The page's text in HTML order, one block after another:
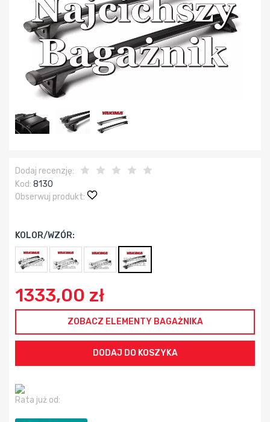
Dodaj recenzję:
Kod: 8130
Obserwuj produkt:
KOLOR/WZÓR:
1333,00 zł
ZOBACZ ELEMENTY BAGAŻNIKA
Rata już od: